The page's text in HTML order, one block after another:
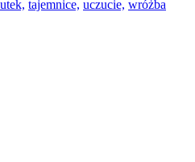
tajemnice, uczucie, wróżba